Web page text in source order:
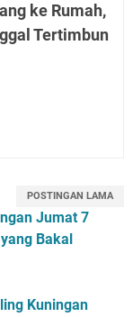
ke Rumah,
Tertimbun
POSTINGAN LAMA
Jumat 7
Bakal
Kuningan